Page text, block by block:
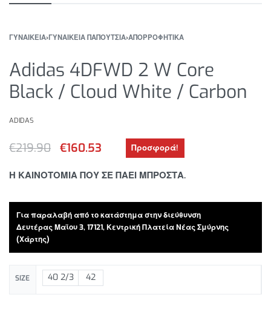
ΓΥΝΑΙΚΕΙΑ›ΓΥΝΑΙΚΕΙΑ ΠΑΠΟΥΤΣΙΑ›ΑΠΟΡΡΟΦΗΤΙΚΑ
Adidas 4DFWD 2 W Core
Black / Cloud White / Carbon
ADIDAS
€219.90 €160.53 Προσφορά!
Η ΚΑΙΝΟΤΟΜΙΑ ΠΟΥ ΣΕ ΠΑΕΙ ΜΠΡΟΣΤΑ.
Για παραλαβή από το κατάστημα στην διεύθυνση
Δευτέρας Μαϊου 3, 17121, Κεντρική Πλατεία Νέας Σμύρνης
(Χάρτης)
SIZE 40 2/3 42